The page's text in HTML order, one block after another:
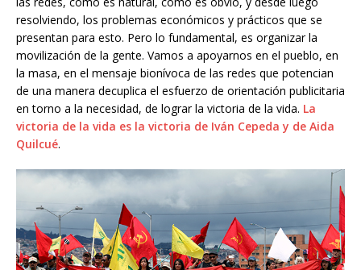
resolviendo, los problemas económicos y prácticos que se
presentan para esto. Pero lo fundamental, es organizar la
movilización de la gente. Vamos a apoyarnos en el pueblo, en
la masa, en el mensaje bionívoca de las redes que potencian
de una manera decuplica el esfuerzo de orientación publicitaria
en torno a la necesidad, de lograr la victoria de la vida. La
victoria de la vida es la victoria de Iván Cepeda y de Aida
Quilcué.